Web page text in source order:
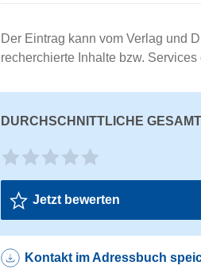
Der Eintrag kann vom Verlag und
recherchierte Inhalte bzw. Services
DURCHSCHNITTLICHE
Jetzt bewerten
Kontakt im Adressbuch